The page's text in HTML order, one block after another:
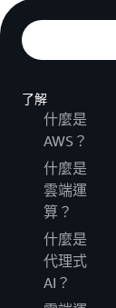
了解
什麼是
AWS？
什麼是
雲端運
算？
什麼是
代理式
AI？